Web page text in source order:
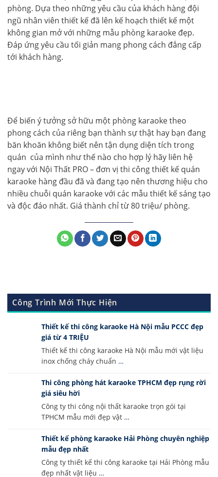
phòng. Dựa theo những yêu cầu của khách hàng đội
ngũ nhân viên thiết kế đã lên kế hoạch thiết kế một
không gian mở với những mẫu phòng karaoke đẹp.
Đáp ứng yêu cầu tối giản mang phong cách đẳng cấp
tới khách hàng.
Để biến ý tưởng sở hữu một phòng karaoke theo
phong cách của riêng bạn thành sự thật hay bạn đang
băn khoăn không biết nên tận dụng diện tích trong
quán của mình như thế nào cho hợp lý hãy liên hệ
ngay với Nội Thất PRO – đơn vị thi công thiết kế quán
karaoke hàng đầu đã và đang tạo nên thương hiệu cho
nhiều chuỗi quán karaoke với các mẫu thiết kế sáng tạo
và độc đáo nhất. Giá thành chỉ từ 80 triệu/ phòng.
Công Trình Mới Thực Hiện
Thiết kế thi công karaoke Hà Nội mẫu PCCC đẹp
giá từ 4 TRIỆU
Thiết kế thi công karaoke Hà Nội mẫu mới vật liệu
inox chống cháy chuẩn …
Thi công phòng hát karaoke TPHCM đẹp rụng rời
giá siêu hời
Công ty thi công nội thất karaoke trọn gói tại
TPHCM mẫu mới đẹp vật …
Thiết kế phòng karaoke Hải Phòng chuyên nghiệp
mẫu đẹp nhất
Công ty thiết kế thi công karaoke tại Hải Phòng mẫu
đẹp nhất vật liệu …